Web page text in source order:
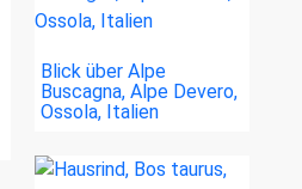
Blick über Alpe
Buscagna, Alpe Devero,
Ossola, Italien